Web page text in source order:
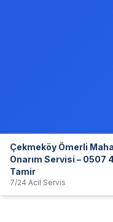
Çekmeköy Ömerli
Onarım Servisi – 0507
Tamir
7/24 Acil Servis